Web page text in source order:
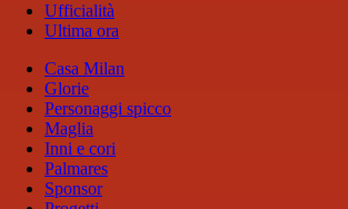
Ufficialità
Ultima ora
Casa Milan
Glorie
Personaggi spicco
Maglia
Inni e cori
Palmares
Sponsor